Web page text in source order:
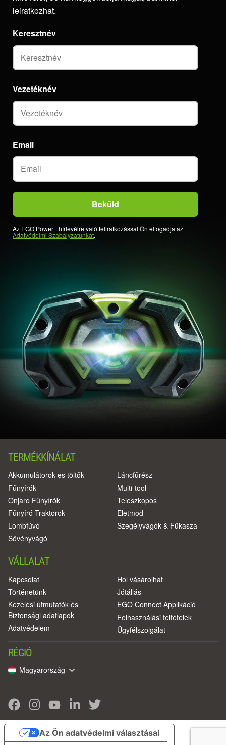
leiratkozhat.
Email
Keresztnév
Vezetéknév
Az EGO Power+ hírlevélre való feliratkozással Ön elfogadja az
Adatvédelmi Szabályzatunkat.
TERMÉKKÍNÁLAT
Akkumulátorok es töltők
Fűnyírók
Onjaro Fűnyírók
Fűnyíró Traktorok
Lombfúvó
Sövényvágó
Láncfűrész
Multi-tool
Teleszkopos
Eletmod
Szegélyvágók & Fűkasza
VÁLLALAT
Kapcsolat
Történetünk
Kezelési útmutatók és
Biztonsági adatlapok
Adatvédelem
Hol vásárolhat
Jótállás
EGO Connect Applikáció
Felhasználási feltételek
Ügyfélszolgálat
RÉGIÓ
Magyarország
Az Ön adatvédelmi választásai